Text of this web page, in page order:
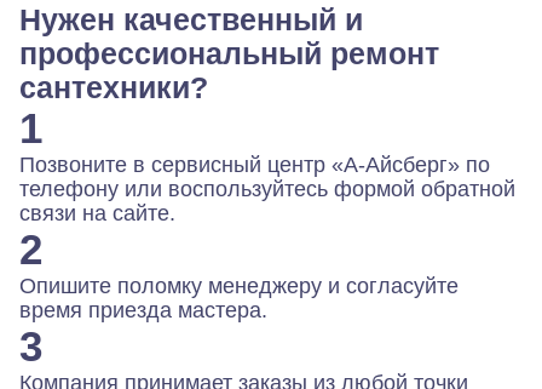
Нужен качественный и
профессиональный ремонт
сантехники?
1
Позвоните в сервисный центр «А-Айсберг» по
телефону или воспользуйтесь формой обратной
связи на сайте.
2
Опишите поломку менеджеру и согласуйте
время приезда мастера.
3
Компания принимает заказы из любой точки